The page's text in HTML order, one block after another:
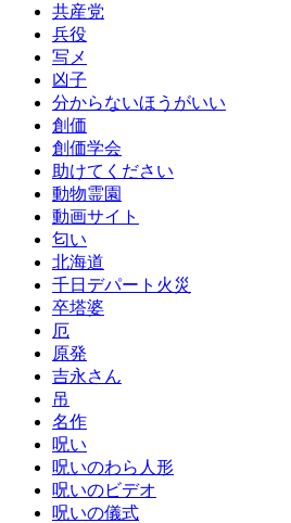
共産党
兵役
写メ
凶子
分からないほうがいい
創価
創価学会
助けてください
動物霊園
動画サイト
匂い
北海道
千日デパート火災
卒塔婆
厄
原発
吉永さん
吊
名作
呪い
呪いのわら人形
呪いのビデオ
呪いの儀式